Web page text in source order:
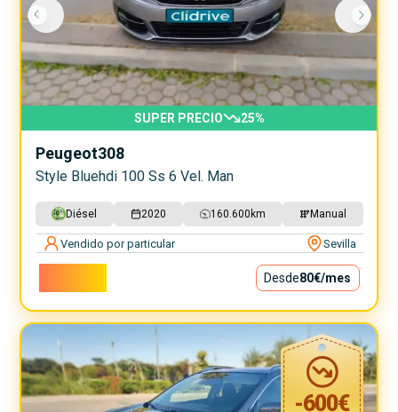
SUPER PRECIO 25%
Peugeot308
Style Bluehdi 100 Ss 6 Vel. Man
Diésel 2020 160.600 km Manual
Vendido por particular Sevilla
Desde80€/mes
-600€